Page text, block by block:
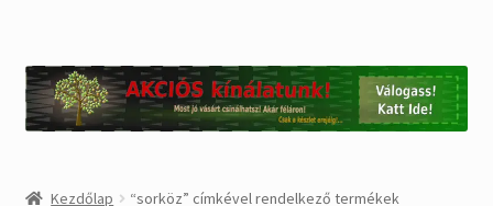
Kosár
Kezdőlap “sorköz” címkével rendelkező termékek